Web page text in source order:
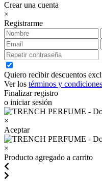
Crear una cuenta
×
Registrarme
Quiero recibir descuentos
Ver los términos y condiciones
Finalizar registro
o iniciar sesión
×
Aceptar
×
Producto agregado a carrito